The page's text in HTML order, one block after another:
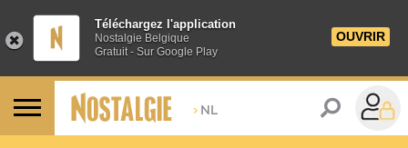
Téléchargez l'application
Nostalgie Belgique
Gratuit - Sur Google Play
OUVRIR
> NL